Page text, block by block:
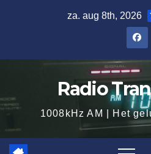
za. aug 8th, 2026
Radio
1008kHz AM | Het